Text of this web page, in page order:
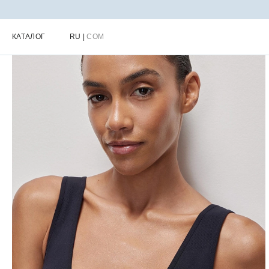
КАТАЛОГ RU |COM